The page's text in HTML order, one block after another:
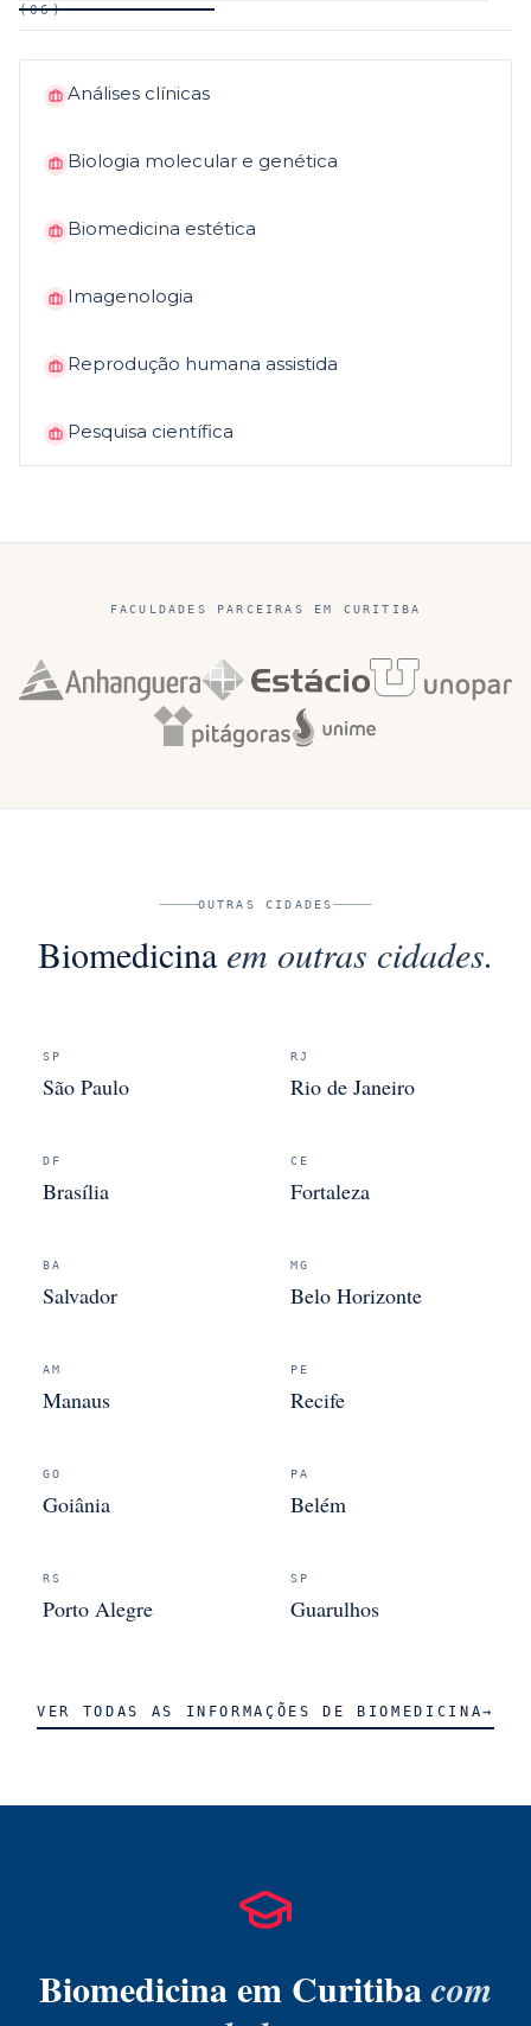
(06)
Análises clínicas
Biologia molecular e genética
Biomedicina estética
Imagenologia
Reprodução humana assistida
Pesquisa científica
FACULDADES PARCEIRAS EM CURITIBA
OUTRAS CIDADES
Biomedicina em outras cidades.
SP
São Paulo
RJ
Rio de Janeiro
DF
Brasília
CE
Fortaleza
BA
Salvador
MG
Belo Horizonte
AM
Manaus
PE
Recife
GO
Goiânia
PA
Belém
RS
Porto Alegre
SP
Guarulhos
VER TODAS AS INFORMAÇÕES DE BIOMEDICINA→
Biomedicinaem Curitibacom